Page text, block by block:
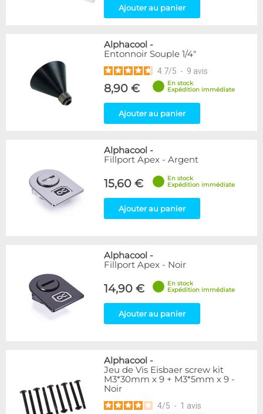
Ajouter au panier
Alphacool -
Entonnoir Souple 1/4"
4.7/5 - 9 avis
8,90 €
En stock
Expédition immédiate
Ajouter au panier
Alphacool -
Fillport Apex - Argent
15,60 €
En stock
Expédition immédiate
Ajouter au panier
Alphacool -
Fillport Apex - Noir
14,90 €
En stock
Expédition immédiate
Ajouter au panier
Alphacool -
Jeu de Vis Eisbaer screw kit
M3*30mm x 9 + M3*5mm x 9 -
Noir
4/5 - 1 avis